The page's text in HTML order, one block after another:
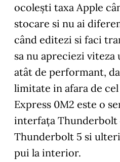
ocolești taxa Apple
stocare si nu ai
când editezi si faci
sa nu apreciezi
atât de performant,
limitate in afara de cel
Express 0M2 este o
interfața Thunderbolt
Thunderbolt 5 si
pui la interior.